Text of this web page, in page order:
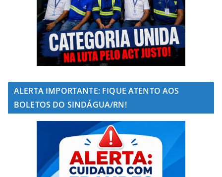
ALERTA IMPORTANTE: FIQUE ATENTO AOS
BOLETOS DO SINDÁGUA/RN!